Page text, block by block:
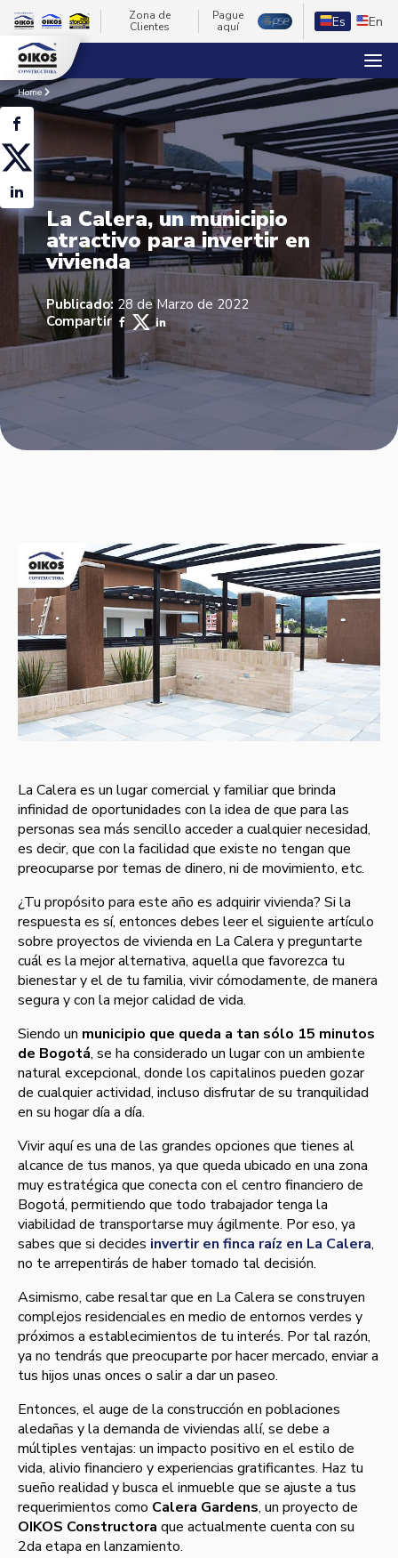
Zona de
Clientes
Pague
aquí
Es En
Home
La Calera, un municipio
atractivo para invertir en
vivienda
Publicado: 28 de Marzo de 2022
Compartir
La Calera es un lugar comercial y familiar que brinda
infinidad de oportunidades con la idea de que para las
personas sea más sencillo acceder a cualquier necesidad,
es decir, que con la facilidad que existe no tengan que
preocuparse por temas de dinero, ni de movimiento, etc.
¿Tu propósito para este año es adquirir vivienda? Si la
respuesta es sí, entonces debes leer el siguiente artículo
sobre proyectos de vivienda en La Calera ypreguntarte
cuál es la mejor alternativa, aquella que favorezca tu
bienestar y el de tu familia, vivir cómodamente, de manera
segura y con la mejor calidad de vida.
Siendo un municipio que queda a tan sólo 15 minutos
de Bogotá, se ha considerado un lugar con un ambiente
natural excepcional, donde los capitalinos pueden gozar
de cualquier actividad, incluso disfrutar de su tranquilidad
en su hogar día a día.
Vivir aquíes una de las grandes opciones que tienes al
alcance de tus manos, ya que queda ubicado en una zona
muy estratégica que conecta con el centro financiero de
Bogotá, permitiendo que todo trabajador tenga la
viabilidad de transportarse muy ágilmente. Por eso, ya
sabes que si decides invertir en finca raíz en La Calera,
no te arrepentirás de haber tomado tal decisión.
Asimismo, cabe resaltar que en La Calera se construyen
complejos residenciales en medio de entornos verdes y
próximos a establecimientos de tu interés. Por tal razón,
ya no tendrás que preocuparte por hacer mercado, enviar a
tus hijos unas onces o salir a dar un paseo.
Entonces, el auge de la construcción en poblaciones
aledañas y la demanda de viviendas allí, se debe a
múltiples ventajas: un impacto positivo en el estilo de
vida, alivio financiero y experiencias gratificantes. Haz tu
sueño realidad y busca el inmueble que se ajuste a tus
requerimientos como Calera Gardens, un proyecto de
OIKOS Constructora que actualmente cuenta con su
2da etapa en lanzamiento.